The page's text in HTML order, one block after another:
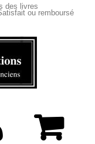
des livres
ou remboursé